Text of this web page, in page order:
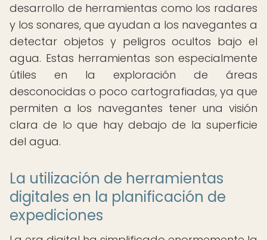
desarrollo de herramientas como los radares
y los sonares, que ayudan a los navegantes a
detectar objetos y peligros ocultos bajo el
agua. Estas herramientas son especialmente
útiles en la exploración de áreas
desconocidas o poco cartografiadas, ya que
permiten a los navegantes tener una visión
clara de lo que hay debajo de la superficie
del agua.
La utilización de herramientas
digitales en la planificación de
expediciones